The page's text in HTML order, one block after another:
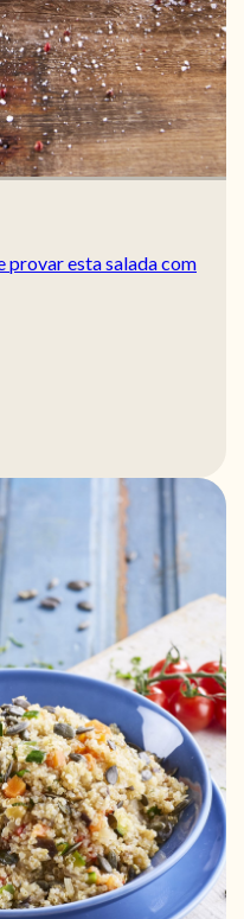
provar esta salada com